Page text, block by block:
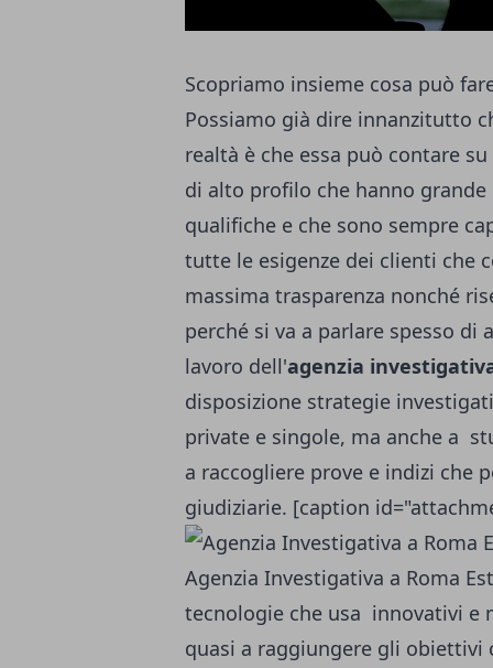
Scopriamo insieme cosa può
Possiamo già dire innanzitutto
realtà è che essa può contare
di alto profilo che hanno
qualifiche e che sono sempre
tutte le esigenze dei clienti che
massima trasparenza nonché
perché si va a parlare spesso
lavoro dell'agenzia
disposizione strategie
private e singole, ma anche a
a raccogliere prove e indizi che
giudiziarie. [caption
Agenzia Investigativa a Roma
tecnologie che usa innovativi e
quasi a raggiungere gli obiettivi